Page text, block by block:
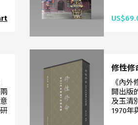
修性修
《內
開出版
及玉清
1970年